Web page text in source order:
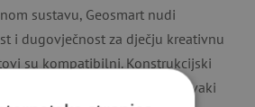
sustavu, Geosmart nudi
i dugovječnost za dječju kreativnu
su kompatibilni. Konstrukcijski
za djecu od 5 godina. Svaki